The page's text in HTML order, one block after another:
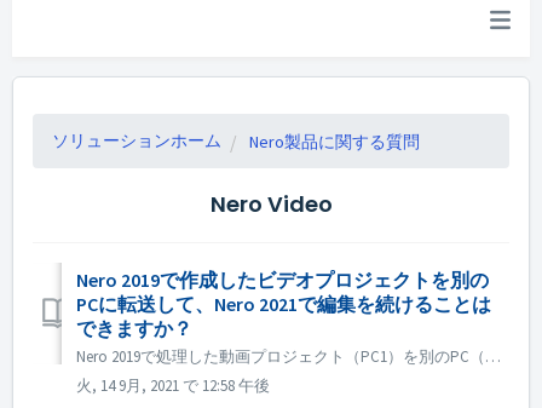
ソリューションホーム Nero製品に関する質問
Nero Video
Nero 2019で作成したビデオプロジェクトを別の
PCに転送して、Nero 2021で編集を続けることは
できますか？
Nero 2019で処理した動画プロジェクト（PC1）を別のPC（PC2）に転送して、Nero 2021で編集を続けることはできますか？ はい、プロジェクトとソースファイルを PC1 から PC2 にコピーできます。 プロジェクトが下位のNeroバージョンで作成された場合は、上位のNeroバージョンで開...
火, 14 9月, 2021 で 12:58 午後